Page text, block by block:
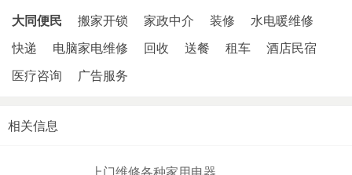
大同便民 搬家开锁 家政中介 装修
水电暖维修
快递
电脑家电维修 回收 送餐 租车
酒店民宿
医疗咨询
广告服务
相关信息